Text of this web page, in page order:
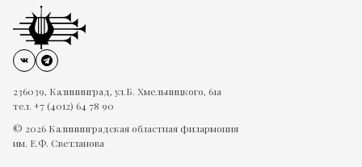
236039, Калининград, ул.Б. Хмельницкого, 61а
тел. +7 (4012) 64 78 90
© 2026 Калининградская областная филармония
им. Е.Ф. Светланова